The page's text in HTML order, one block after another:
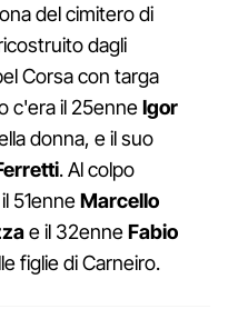
del cimitero di
dagli
Corsa con targa
c'era il 25enneIgor
donna, e il suo
. Al colpo
51enneMarcello
e il 32enneFabio
figlie di Carneiro.